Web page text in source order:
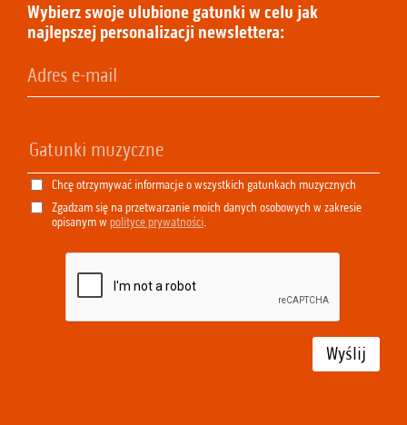
Wybierz swoje ulubione gatunki w celu jak
najlepszej personalizacji newslettera:
Chcę otrzymywać informacje o wszystkich gatunkach muzycznych
Zgadzam się na przetwarzanie moich danych osobowych w zakresie
opisanym w polityce prywatności.
Wyślij